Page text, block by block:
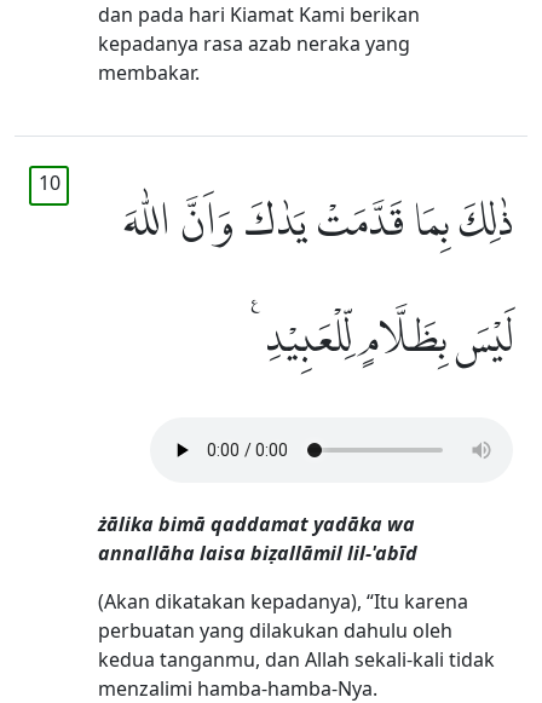
dan pada hari Kiamat Kami berikan
kepadanya rasa azab neraka yang
membakar.
10
ذٰلِكَ بِمَا قَدَّمَتْ يَدٰكَ وَاَنَّ اللّٰهَ
لَيْسَ بِظَلَّامٍ لِّلْعَبِيْدِ ࣖ
żālika bimā qaddamat yadāka wa
annallāha laisa biẓallāmil lil-'abīd
(Akan dikatakan kepadanya), “Itu karena
perbuatan yang dilakukan dahulu oleh
kedua tanganmu, dan Allah sekali-kali tidak
menzalimi hamba-hamba-Nya.